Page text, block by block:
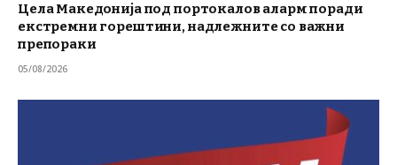
Цела Македонија под портокалов аларм поради
екстремни горештини, надлежните со важни
препораки
05/08/2026